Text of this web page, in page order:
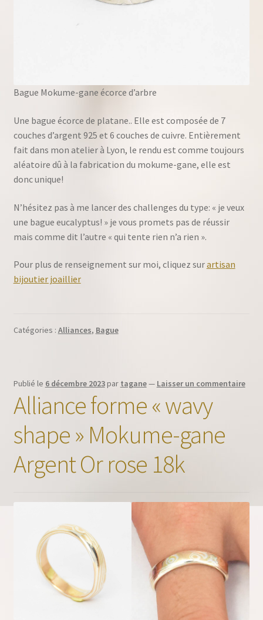
Bague Mokume-gane écorce d’arbre
Une bague écorce de platane.. Elle est composée de 7
couches d’argent 925 et 6 couches de cuivre. Entièrement
fait dans mon atelier à Lyon, le rendu est comme toujours
aléatoire dû à la fabrication du mokume-gane, elle est
donc unique!
N’hésitez pas à me lancer des challenges du type: « je veux
une bague eucalyptus! » je vous promets pas de réussir
mais comme dit l’autre « qui tente rien n’a rien ».
Pour plus de renseignement sur moi, cliquez surartisan
bijoutier joaillier
Catégories : Alliances, Bague
Publié le 6 décembre 2023par tagane— Laisser un commentaire
Alliance forme « wavy
shape » Mokume-gane
Argent Or rose 18k